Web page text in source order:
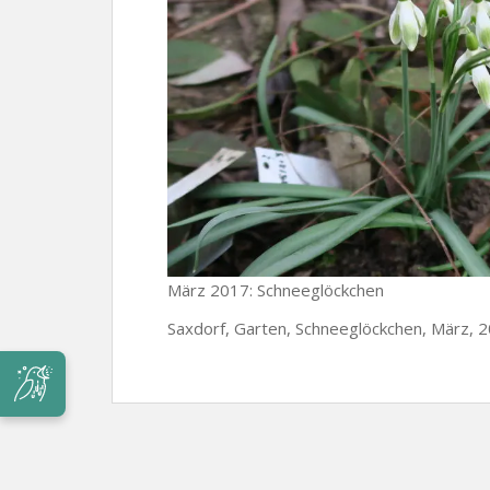
März 2017: Schneeglöckchen
Saxdorf, Garten, Schneeglöckchen, März,